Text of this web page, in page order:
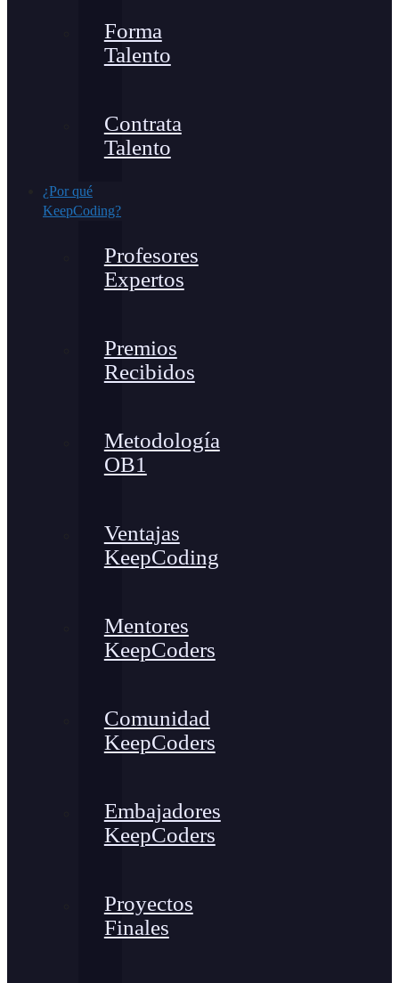
Forma
Talento
Contrata
Talento
¿Por qué
KeepCoding?
Profesores
Expertos
Premios
Recibidos
Metodología
OB1
Ventajas
KeepCoding
Mentores
KeepCoders
Comunidad
KeepCoders
Embajadores
KeepCoders
Proyectos
Finales